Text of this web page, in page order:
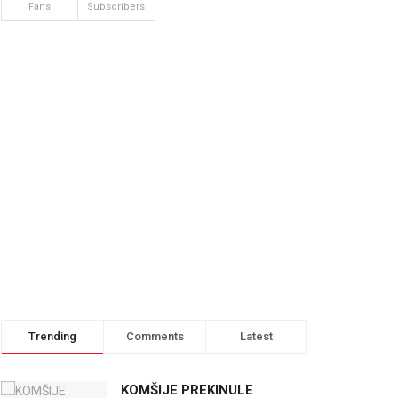
Fans Subscribers
Trending Comments Latest
KOMŠIJE PREKINULE